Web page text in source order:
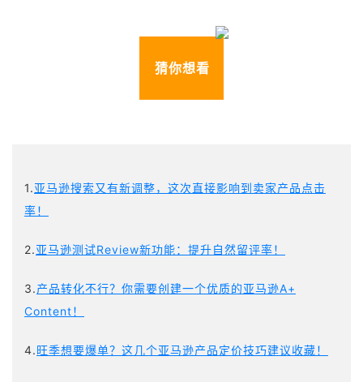
猜你想看
1.亚马逊搜索又有新调整，这次直接影响到卖家产品点击
率！
2.亚马逊测试Review新功能：提升自然留评率！
3.产品转化不行？你需要创建一个优质的亚马逊A+
Content！
4.旺季想要爆单？这几个亚马逊产品定价技巧建议收藏！